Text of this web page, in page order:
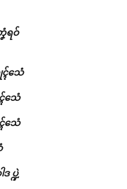
ရဝ်
ၚ်သေံ
သေံ
သေံ
ပ္ဍဲ